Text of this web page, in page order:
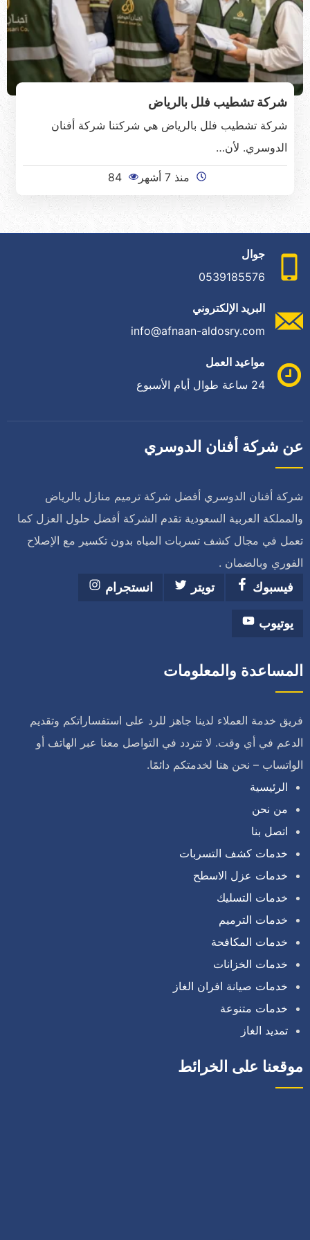
شركة تشطيب فلل بالرياض
شركة تشطيب فلل بالرياض هي شركتنا شركة أفنان
الدوسري. لأن…
منذ 7 أشهر 84
جوال
0539185576
البريد الإلكتروني
info@afnaan-aldosry.com
مواعيد العمل
24 ساعة طوال أيام الأسبوع
عن شركة أفنان الدوسري
شركة أفنان الدوسري أفضل شركة ترميم منازل بالرياض
والمملكة العربية السعودية تقدم الشركة أفضل حلول العزل كما
تعمل في مجال كشف تسربات المياه بدون تكسير مع الإصلاح
الفوري وبالضمان .
فيسبوك
تويتر انستجرام
يوتيوب
المساعدة والمعلومات
فريق خدمة العملاء لدينا جاهز للرد على استفساراتكم وتقديم
الدعم في أي وقت. لا تتردد في التواصل معنا عبر الهاتف أو
الواتساب – نحن هنا لخدمتكم دائمًا.
الرئيسية
من نحن
اتصل بنا
خدمات كشف التسربات
خدمات عزل الاسطح
خدمات التسليك
خدمات الترميم
خدمات المكافحة
خدمات الخزانات
خدمات صيانة افران الغاز
خدمات متنوعة
تمديد الغاز
موقعنا على الخرائط